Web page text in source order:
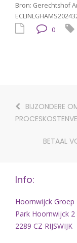
Bron: Gerechtshof
0
BIJZONDERE
BETAAL
Info:
Hoornwijck Groep
Park Hoornwijck 2
2289 CZ RIJSWIJK